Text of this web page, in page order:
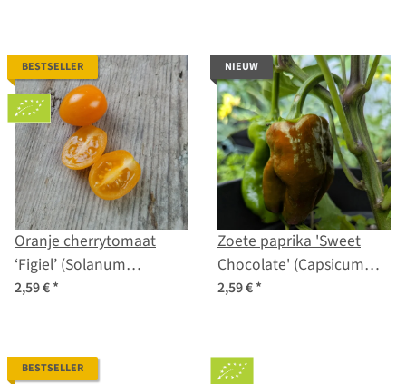
BESTSELLER
Oranje cherrytomaat
‘Figiel’ (Solanum
lycopersicum)
2,59 €*
NIEUW
Zoete paprika 'Sweet
Chocolate' (Capsicum
annuum) zaad
2,59 €*
BESTSELLER